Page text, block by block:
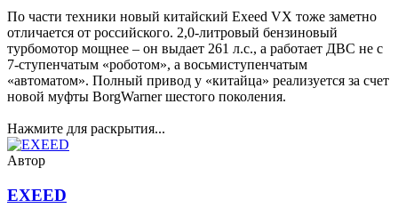
По части техники новый китайский Exeed VX тоже заметно
отличается от российского. 2,0-литровый бензиновый
турбомотор мощнее – он выдает 261 л.с., а работает ДВС не с
7-ступенчатым «роботом», а восьмиступенчатым
«автоматом». Полный привод у «китайца» реализуется за счет
новой муфты BorgWarner шестого поколения.
Нажмите для раскрытия...
Автор
EXEED